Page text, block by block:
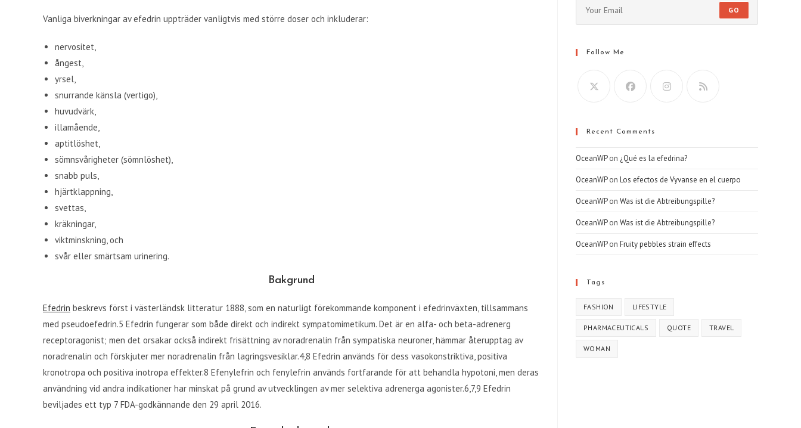
Vanliga biverkningar av efedrin uppträder vanligtvis med större doser och inkluderar:
nervositet,
ångest,
yrsel,
snurrande känsla (vertigo),
huvudvärk,
illamående,
aptitlöshet,
sömnsvårigheter (sömnlöshet),
snabb puls,
hjärtklappning,
svettas,
kräkningar,
viktminskning, och
svår eller smärtsam urinering.
Bakgrund
Efedrin beskrevs först i västerländsk litteratur 1888, som en naturligt förekommande komponent i efedrinväxten, tillsammans
med pseudoefedrin.5 Efedrin fungerar som både direkt och indirekt sympatomimetikum. Det är en alfa- och beta-adrenerg
receptoragonist; men det orsakar också indirekt frisättning av noradrenalin från sympatiska neuroner, hämmar återupptag av
noradrenalin och förskjuter mer noradrenalin från lagringsvesiklar.4,8 Efedrin används för dess vasokonstriktiva, positiva
kronotropa och positiva inotropa effekter.8 Efenylefrin och fenylefrin används fortfarande för att behandla hypotoni, men deras
användning vid andra indikationer har minskat på grund av utvecklingen av mer selektiva adrenerga agonister.6,7,9 Efedrin
beviljades ett typ 7 FDA-godkännande den 29 april 2016.
GO
Follow Me
Recent Comments
OceanWPon ¿Qué es la efedrina?
OceanWPon Los efectos de Vyvanse en el cuerpo
OceanWPon Was ist die Abtreibungspille?
OceanWPon Was ist die Abtreibungspille?
OceanWPon Fruity pebbles strain effects
Tags
FASHION LIFESTYLE
PHARMACEUTICALS QUOTE TRAVEL
WOMAN